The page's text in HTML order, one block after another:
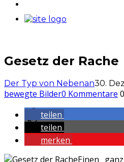
Gesetz der Rache
Der Typ von Nebenan30.
bewegte Bilder0 Kommentare 0
teilen
teilen
merken
Einen